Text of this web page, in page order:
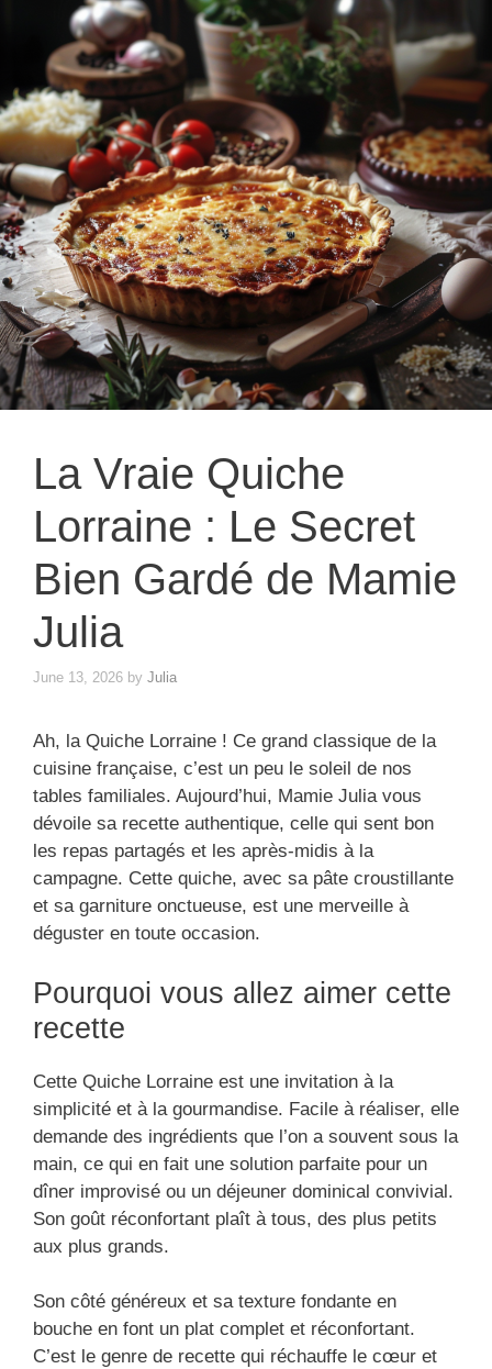
La Vraie Quiche
Lorraine : Le Secret
Bien Gardé de Mamie
Julia
June 13, 2026 by Julia
Ah, la Quiche Lorraine ! Ce grand classique de la
cuisine française, c’est un peu le soleil de nos
tables familiales. Aujourd’hui, Mamie Julia vous
dévoile sa recette authentique, celle qui sent bon
les repas partagés et les après-midis à la
campagne. Cette quiche, avec sa pâte croustillante
et sa garniture onctueuse, est une merveille à
déguster en toute occasion.
Pourquoi vous allez aimer cette
recette
Cette Quiche Lorraine est une invitation à la
simplicité et à la gourmandise. Facile à réaliser, elle
demande des ingrédients que l’on a souvent sous la
main, ce qui en fait une solution parfaite pour un
dîner improvisé ou un déjeuner dominical convivial.
Son goût réconfortant plaît à tous, des plus petits
aux plus grands.
Son côté généreux et sa texture fondante en
bouche en font un plat complet et réconfortant.
C’est le genre de recette qui réchauffe le cœur et